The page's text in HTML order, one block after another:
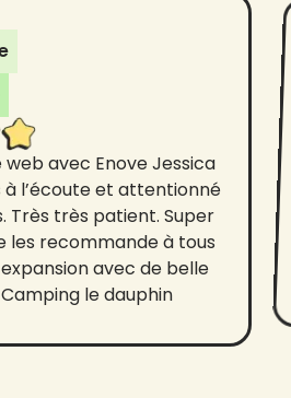
web avec Enove Jessica
à l’écoute et attentionné
Très très patient. Super
les recommande à tous
avec de belle
le dauphin